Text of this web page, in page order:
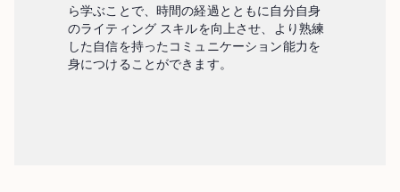
ら学ぶことで、時間の経過とともに自分自身
のライティング スキルを向上させ、より熟練
した自信を持ったコミュニケーション能力を
身につけることができます。